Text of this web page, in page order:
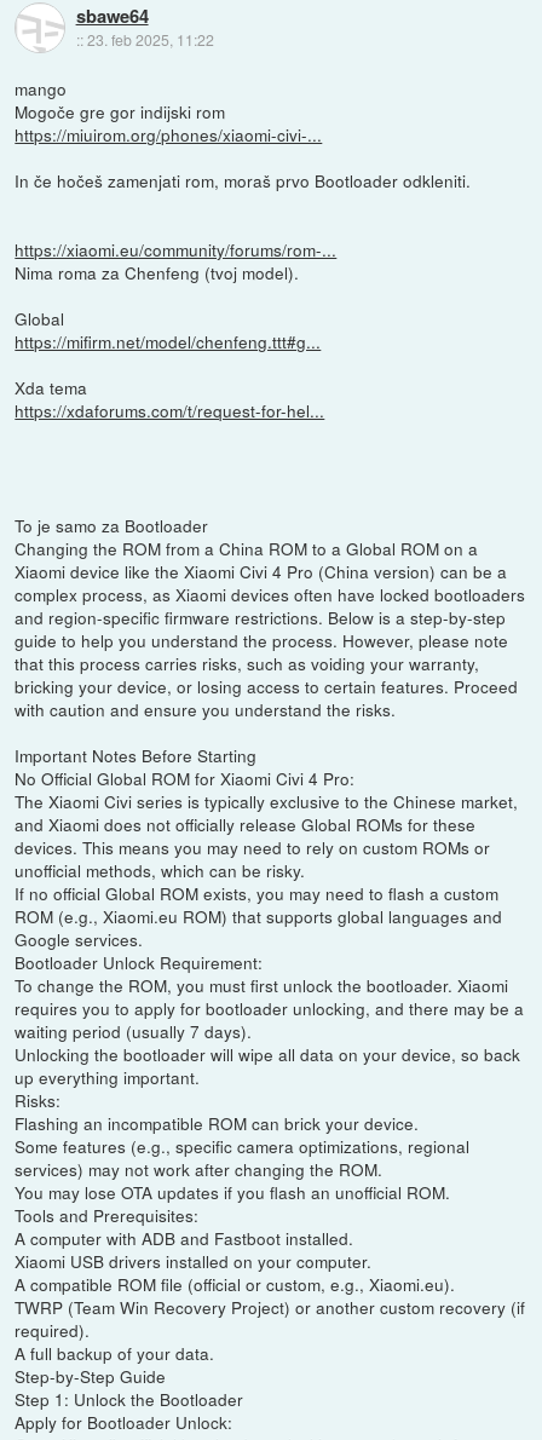
sbawe64
::23. feb 2025, 11:22
mango
Mogoče gre gor indijski rom
https://miuirom.org/phones/xiaomi-civi-...
In če hočeš zamenjati rom, moraš prvo Bootloader odkleniti.
https://xiaomi.eu/community/forums/rom-...
Nima roma za Chenfeng (tvoj model).
Global
https://mifirm.net/model/chenfeng.ttt#g...
Xda tema
https://xdaforums.com/t/request-for-hel...
To je samo za Bootloader
Changing the ROM from a China ROM to a Global ROM on a
Xiaomi device like the Xiaomi Civi 4 Pro (China version) can be a
complex process, as Xiaomi devices often have locked bootloaders
and region-specific firmware restrictions. Below is a step-by-step
guide to help you understand the process. However, please note
that this process carries risks, such as voiding your warranty,
bricking your device, or losing access to certain features. Proceed
with caution and ensure you understand the risks.
Important Notes Before Starting
No Official Global ROM for Xiaomi Civi 4 Pro:
The Xiaomi Civi series is typically exclusive to the Chinese market,
and Xiaomi does not officially release Global ROMs for these
devices. This means you may need to rely on custom ROMs or
unofficial methods, which can be risky.
If no official Global ROM exists, you may need to flash a custom
ROM (e.g., Xiaomi.eu ROM) that supports global languages and
Google services.
Bootloader Unlock Requirement:
To change the ROM, you must first unlock the bootloader. Xiaomi
requires you to apply for bootloader unlocking, and there may be a
waiting period (usually 7 days).
Unlocking the bootloader will wipe all data on your device, so back
up everything important.
Risks:
Flashing an incompatible ROM can brick your device.
Some features (e.g., specific camera optimizations, regional
services) may not work after changing the ROM.
You may lose OTA updates if you flash an unofficial ROM.
Tools and Prerequisites:
A computer with ADB and Fastboot installed.
Xiaomi USB drivers installed on your computer.
A compatible ROM file (official or custom, e.g., Xiaomi.eu).
TWRP (Team Win Recovery Project) or another custom recovery (if
required).
A full backup of your data.
Step-by-Step Guide
Step 1: Unlock the Bootloader
Apply for Bootloader Unlock: